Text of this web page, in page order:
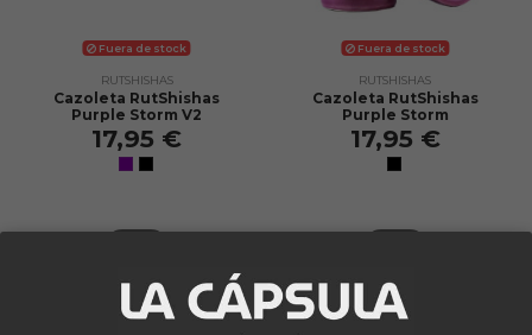
Fuera de stock
RUTSHISHAS
Cazoleta RutShishas
Purple Storm V2
17,95 €
Fuera de stock
RUTSHISHAS
Cazoleta RutShishas
Purple Storm
17,95 €